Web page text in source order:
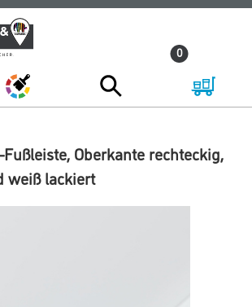
0
Oberkante rechteckig,
weiß lackiert